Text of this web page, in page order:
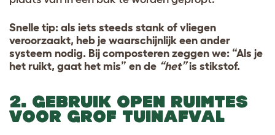
Snelle tip: als iets steeds stank of vliegen
veroorzaakt, heb je waarschijnlijk een ander
systeem nodig. Bij composteren zeggen we: “Als je
het ruikt, gaat het mis” en de “het”is stikstof.
2. GEBRUIK OPEN RUIMTES
VOOR GROF TUINAFVAL